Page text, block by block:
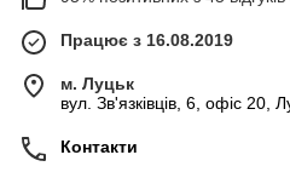
Працює з 16.08.2019
м. Луцьк
вул. Зв'язківців, 6, офіс 20,
Контакти